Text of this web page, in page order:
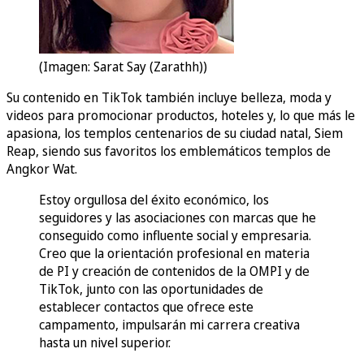
(Imagen: Sarat Say (Zarathh))
Su contenido en TikTok también incluye belleza, moda y
videos para promocionar productos, hoteles y, lo que más le
apasiona, los templos centenarios de su ciudad natal, Siem
Reap, siendo sus favoritos los emblemáticos templos de
Angkor Wat.
Estoy orgullosa del éxito económico, los
seguidores y las asociaciones con marcas que he
conseguido como influente social y empresaria.
Creo que la orientación profesional en materia
de PI y creación de contenidos de la OMPI y de
TikTok, junto con las oportunidades de
establecer contactos que ofrece este
campamento, impulsarán mi carrera creativa
hasta un nivel superior.